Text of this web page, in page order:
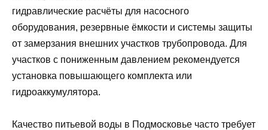
гидравлические расчёты для насосного
оборудования, резервные ёмкости и системы защиты
от замерзания внешних участков трубопровода. Для
участков с пониженным давлением рекомендуется
установка повышающего комплекта или
гидроаккумулятора.
Качество питьевой воды в Подмосковье часто требует